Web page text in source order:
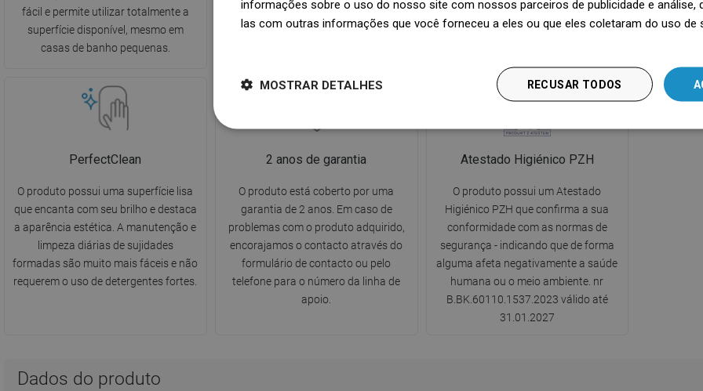
fácil e permite utilizar totalmente a
superfície disponível, mesmo em
casas de banho pequenas.
do chuveiro muito mais fáceis e
durante o banho, sem receios de
interromper a continuidade do fluxo
da
PerfectClean
O produto possui uma superfície lisa
que encanta com seu brilho e destaca
a aparência estética. A manutenção e
limpeza diárias de sujidades
formadas são muito mais fáceis e não
requerem o uso de detergentes fortes.
2 anos de garantia
O produto está coberto por uma
garantia de 2 anos. Em caso de
problemas com o produto adquirido,
encorajamos o contacto através do
formulário de contacto ou pelo
telefone para o número da linha de
apoio.
Atestado Higiénico PZH
O produto possui um Atestado
Higiénico PZH que confirma a sua
conformidade com as normas de
segurança - indicando que de forma
alguma afeta negativamente a saúde
humana ou o meio ambiente. nr
B.BK.60110.1537.2023 válido até
31.01.2027
Dados do produto
informações sobre o uso do nosso site com nossos parceiros de publicidade e análise,
las com outras informações que você forneceu a eles ou que eles coletaram do uso de
RECUSAR TODOS
MOSTRAR DETALHES